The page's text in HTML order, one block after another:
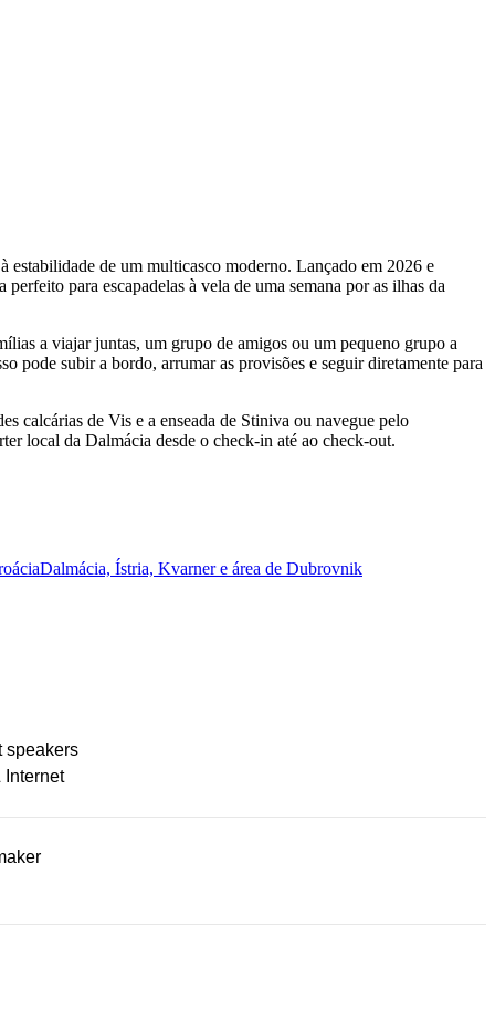
de um multicasco moderno. Lançado em 2026 e
para escapadelas à vela de uma semana por as ilhas da
a viajar juntas, um grupo de amigos ou um pequeno grupo a
pode subir a bordo, arrumar as provisões e seguir diretamente para
calcárias de Vis e a enseada de Stiniva ou navegue pelo
local da Dalmácia desde o check-in até ao check-out.
Dalmácia, Ístria, Kvarner e área de Dubrovnik
speakers
Internet